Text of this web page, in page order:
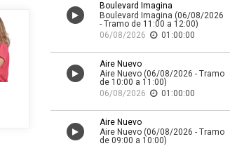
Boulevard Imagina
Boulevard Imagina (06/08/2026
- Tramo de 11:00 a 12:00)
06/08/2026
01:00:00
Aire Nuevo
Aire Nuevo (06/08/2026 - Tramo
de 10:00 a 11:00)
06/08/2026
01:00:00
Aire Nuevo
Aire Nuevo (06/08/2026 - Tramo
de 09:00 a 10:00)